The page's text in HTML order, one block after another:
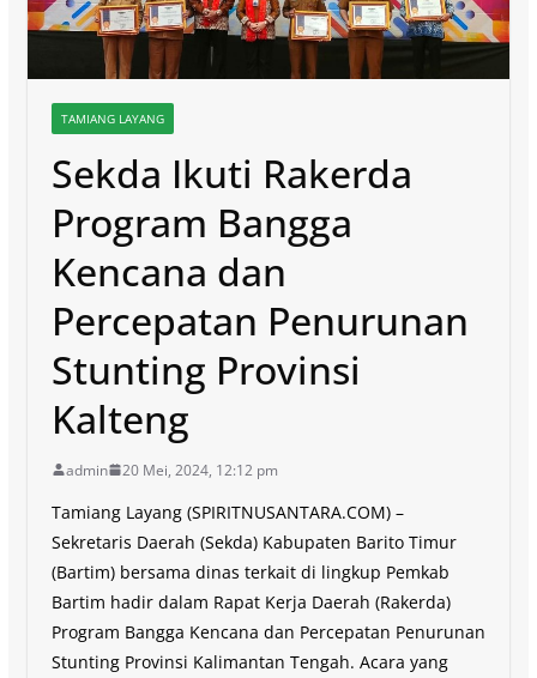
TAMIANG LAYANG
Sekda Ikuti Rakerda
Program Bangga
Kencana dan
Percepatan Penurunan
Stunting Provinsi
Kalteng
admin 20 Mei, 2024, 12:12 pm
Tamiang Layang (SPIRITNUSANTARA.COM) –
Sekretaris Daerah (Sekda) Kabupaten Barito Timur
(Bartim) bersama dinas terkait di lingkup Pemkab
Bartim hadir dalam Rapat Kerja Daerah (Rakerda)
Program Bangga Kencana dan Percepatan Penurunan
Stunting Provinsi Kalimantan Tengah. Acara yang